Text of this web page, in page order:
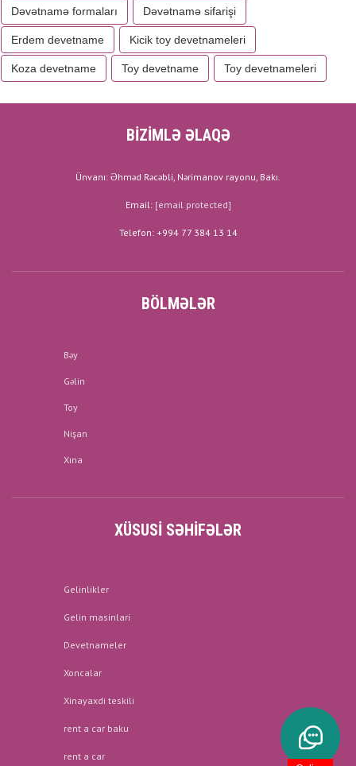
Dəvətnamə formaları Dəvətnamə sifarişi
Erdem devetname Kicik toy devetnameleri
Koza devetname Toy devetname Toy devetnameleri
BİZİMLƏ ƏLAQƏ
Ünvanı: Əhməd Rəcəbli, Nərimanov rayonu, Bakı.
Email: [email protected]
Telefon: +994 77 384 13 14
BÖLMƏLƏR
Bəy
Gəlin
Toy
Nişan
Xına
XÜSUSI SƏHIFƏLƏR
Gelinlikler
Gelin masinlari
Devetnameler
Xoncalar
Xinayaxdi teskili
rent a car baku
rent a car